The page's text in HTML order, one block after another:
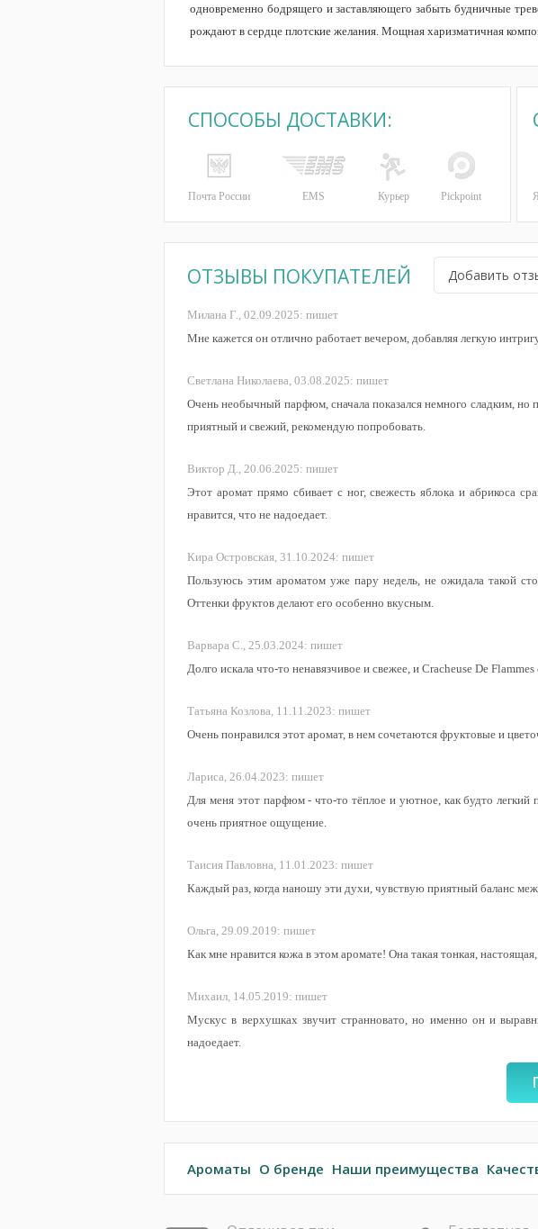
одновременно бодрящего и заставляющего забыть будничные
рождают в сердце плотские желания. Мощная харизматичная
СПОСОБЫ ДОСТАВКИ:
Почта России EMS Курьер Pickpoint
ОТЗЫВЫ ПОКУПАТЕЛЕЙ Добавить
Милана Г., 02.09.2025: пишет
Мне кажется он отлично работает вечером, добавляя легкую
Светлана Николаева, 03.08.2025: пишет
Очень необычный парфюм, сначала показался немного сладким, но
приятный и свежий, рекомендую попробовать.
Виктор Д., 20.06.2025: пишет
Этот аромат прямо сбивает с ног, свежесть яблока и абрикоса
нравится, что не надоедает.
Кира Островская, 31.10.2024: пишет
Пользуюсь этим ароматом уже пару недель, не ожидала такой
Оттенки фруктов делают его особенно вкусным.
Варвара С., 25.03.2024: пишет
Долго искала что-то ненавязчивое и свежее, и Cracheuse De
Татьяна Козлова, 11.11.2023: пишет
Очень понравился этот аромат, в нем сочетаются фруктовые и
Лариса, 26.04.2023: пишет
Для меня этот парфюм - что-то тёплое и уютное, как будто
очень приятное ощущение.
Таисия Павловна, 11.01.2023: пишет
Каждый раз, когда наношу эти духи, чувствую приятный баланс
Ольга, 29.09.2019: пишет
Как мне нравится кожа в этом аромате! Она такая тонкая,
Михаил, 14.05.2019: пишет
Мускус в верхушках звучит странновато, но именно он и
надоедает.
Ароматы О бренде Наши преимущества